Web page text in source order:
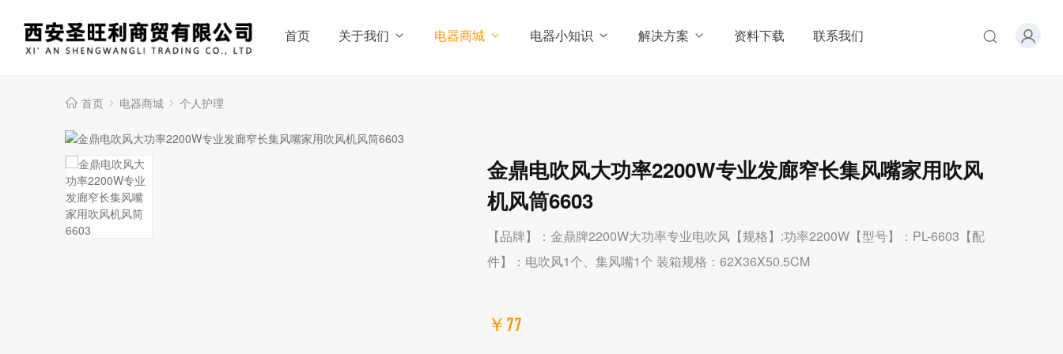
首页 关于我们 电器商城 电器小知识 解决方案 资料下载 联系我们
首页 电器商城 个人护理
金鼎电吹风大功率2200W专业发廊窄长集风嘴家用吹风
机风筒6603
【品牌】：金鼎牌2200W大功率专业电吹风【规格】:功率2200W【型号】：PL-6603【配
件】：电吹风1个、集风嘴1个 装箱规格：62X36X50.5CM
￥77